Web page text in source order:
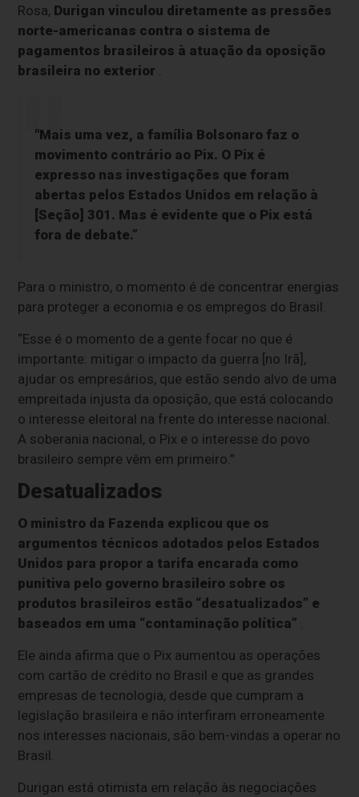
Rosa, Durigan vinculou diretamente as pressões
norte-americanas contra o sistema de
pagamentos brasileiros à atuação da oposição
brasileira no exterior .
"Mais uma vez, a família Bolsonaro faz o
movimento contrário ao Pix. O Pix é
expresso nas investigações que foram
abertas pelos Estados Unidos em relação à
[Seção] 301. Mas é evidente que o Pix está
fora de debate.”
Para o ministro, o momento é de concentrar energias
para proteger a economia e os empregos do Brasil.
“Esse é o momento de a gente focar no que é
importante: mitigar o impacto da guerra [no Irã],
ajudar os empresários, que estão sendo alvo de uma
empreitada injusta da oposição, que está colocando
o interesse eleitoral na frente do interesse nacional.
A soberania nacional, o Pix e o interesse do povo
brasileiro sempre vêm em primeiro.”
Desatualizados
O ministro da Fazenda explicou que os
argumentos técnicos adotados pelos Estados
Unidos para propor a tarifa encarada como
punitiva pelo governo brasileiro sobre os
produtos brasileiros estão “desatualizados” e
baseados em uma “contaminação política” .
Ele ainda afirma que o Pix aumentou as operações
com cartão de crédito no Brasil e que as grandes
empresas de tecnologia, desde que cumpram a
legislação brasileira e não interfiram erroneamente
nos interesses nacionais, são bem-vindas a operar no
Brasil.
Durigan está otimista em relação às negociações